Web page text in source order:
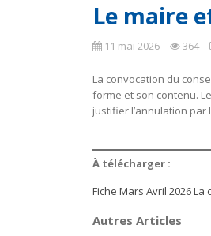
Le maire
11 mai 2026 364
La convocation du
forme et son contenu.
justifier l’annulation
À télécharger :
Fiche Mars Avril 2026
Autres Articles